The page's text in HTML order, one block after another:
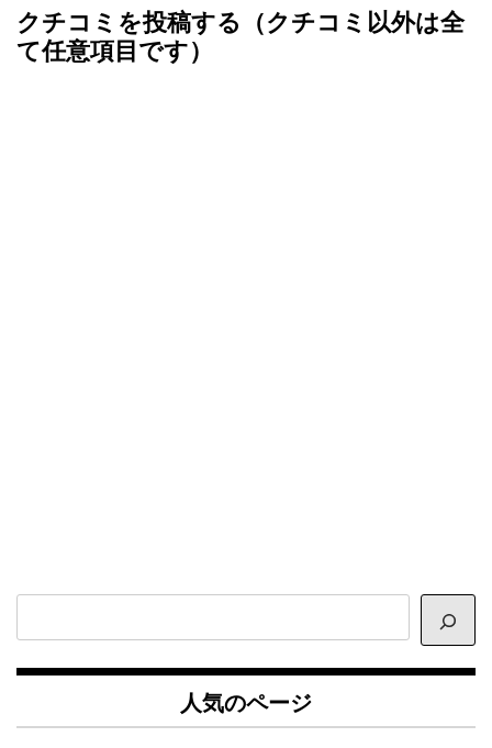
クチコミを投稿する（クチコミ以外は全
て任意項目です）
サ
内
索
人気のページ